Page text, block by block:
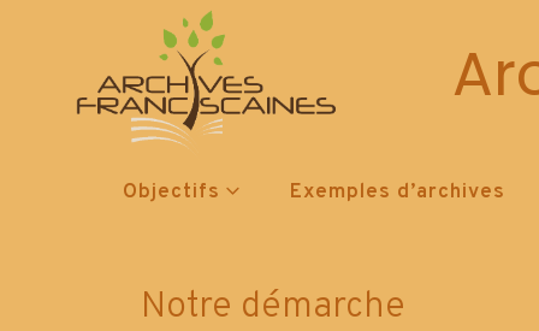
Objectifs Exemples d’archives
Notre démarche